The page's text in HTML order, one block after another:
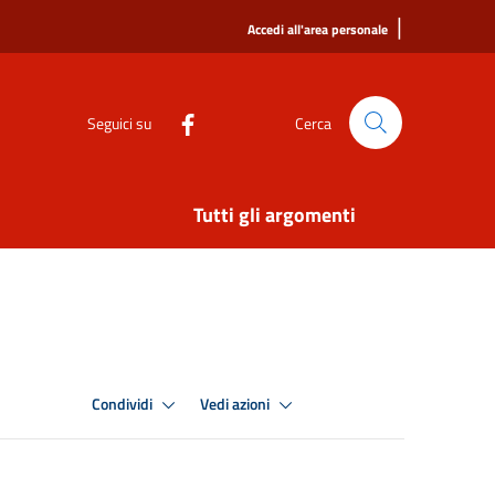
Accedi all'area personale |
Seguici su Cerca
Tutti gli argomenti
Condividi Vedi azioni